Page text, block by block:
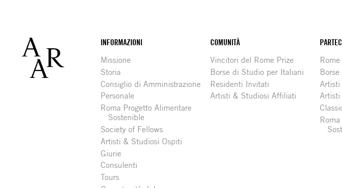
Footer
INFORMAZIONI
Missione
Storia
Consiglio di Amministrazione
Personale
Roma Progetto Alimentare
Sostenible
Society of Fellows
Artisti & Studiosi Ospiti
Giurie
Consulenti
Tours
COMUNITÀ
Vincitori del Rome Prize
Borse di Studio per Italiani
Residenti Invitati
Artisti & Studiosi Affiliati
Artisti